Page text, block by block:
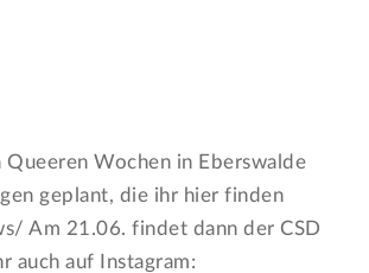
Wochen in Eberswalde
geplant, die ihr hier finden
Am 21.06. findet dann der CSD
auch auf Instagram: